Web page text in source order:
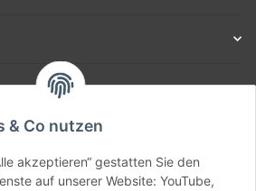
& Co nutzen
akzeptieren“ gestatten Sie den
auf unserer Website: YouTube,
Worldwide. ( B2B Shop )